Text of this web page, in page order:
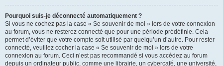
Pourquoi suis-je déconnecté automatiquement ?
Si vous ne cochez pas la case « Se souvenir de moi » lors de votre connexion
au forum, vous ne resterez connecté que pour une période prédéfinie. Cela
permet d’éviter que votre compte soit utilisé par quelqu’un d’autre. Pour rester
connecté, veuillez cocher la case « Se souvenir de moi » lors de votre
connexion au forum. Ceci n’est pas recommandé si vous accédez au forum
depuis un ordinateur public, comme une librairie, un cybercafé, une université,